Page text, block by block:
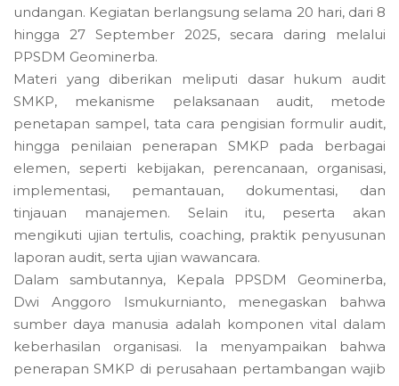
undangan. Kegiatan berlangsung selama 20 hari, dari 8
hingga 27 September 2025, secara daring melalui
PPSDM Geominerba.
Materi yang diberikan meliputi dasar hukum audit
SMKP, mekanisme pelaksanaan audit, metode
penetapan sampel, tata cara pengisian formulir audit,
hingga penilaian penerapan SMKP pada berbagai
elemen, seperti kebijakan, perencanaan, organisasi,
implementasi, pemantauan, dokumentasi, dan
tinjauan manajemen. Selain itu, peserta akan
mengikuti ujian tertulis, coaching, praktik penyusunan
laporan audit, serta ujian wawancara.
Dalam sambutannya, Kepala PPSDM Geominerba,
Dwi Anggoro Ismukurnianto, menegaskan bahwa
sumber daya manusia adalah komponen vital dalam
keberhasilan organisasi. Ia menyampaikan bahwa
penerapan SMKP di perusahaan pertambangan wajib